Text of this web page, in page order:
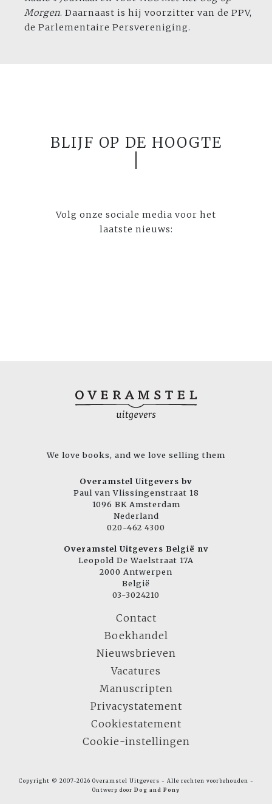
Morgen. Daarnaast is hij voorzitter van de PPV,
de Parlementaire Persvereniging.
BLIJF OP DE HOOGTE
Volg onze sociale media voor het
laatste nieuws:
We love books, and we love selling them
Overamstel Uitgevers bv
Paul van Vlissingenstraat 18
1096 BK Amsterdam
Nederland
020-462 4300
Overamstel Uitgevers België nv
Leopold De Waelstraat 17A
2000 Antwerpen
België
03-3024210
Contact
Boekhandel
Nieuwsbrieven
Vacatures
Manuscripten
Privacystatement
Cookiestatement
Cookie-instellingen
Copyright © 2007-2026 Overamstel Uitgevers - Alle rechten voorbehouden -
Ontwerp door Dog and Pony